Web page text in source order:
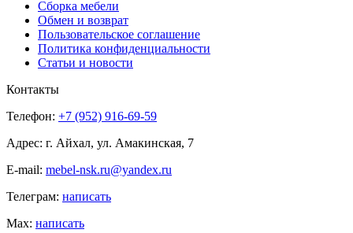
Сборка мебели
Обмен и возврат
Пользовательское соглашение
Политика конфиденциальности
Статьи и новости
Контакты
Телефон: +7 (952) 916-69-59
Адрес: г. Айхал, ул. Амакинская, 7
E-mail: mebel-nsk.ru@yandex.ru
Телеграм: написать
Мах: написать